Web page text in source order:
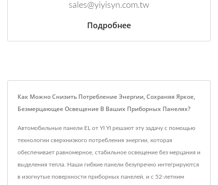
sales@yiyisyn.com.tw
Подробнее
Как Можно Снизить Потребление Энергии, Сохраняя Яркое,
Безмерцающее Освещение В Ваших Приборных Панелях?
Автомобильные панели EL от YI YI решают эту задачу с помощью
технологии сверхнизкого потребления энергии, которая
обеспечивает равномерное, стабильное освещение без мерцания и
выделения тепла. Наши гибкие панели безупречно интегрируются
в изогнутые поверхности приборных панелей, и с 52-летним